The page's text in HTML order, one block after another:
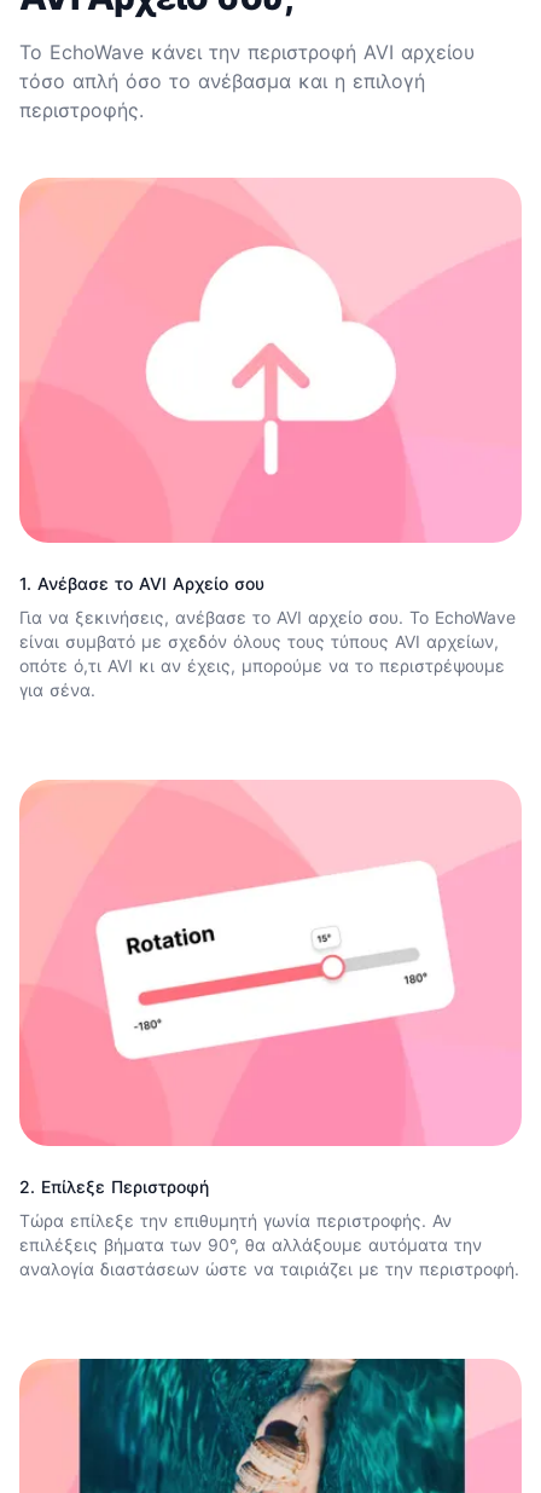
Το EchoWave κάνει την περιστροφή AVI αρχείου
τόσο απλή όσο το ανέβασμα και η επιλογή
περιστροφής.
1. Ανέβασε το AVI Αρχείο σου
Για να ξεκινήσεις, ανέβασε το AVI αρχείο σου. Το EchoWave
είναι συμβατό με σχεδόν όλους τους τύπους AVI αρχείων,
οπότε ό,τι AVI κι αν έχεις, μπορούμε να το περιστρέψουμε
για σένα.
2. Επίλεξε Περιστροφή
Τώρα επίλεξε την επιθυμητή γωνία περιστροφής. Αν
επιλέξεις βήματα των 90°, θα αλλάξουμε αυτόματα την
αναλογία διαστάσεων ώστε να ταιριάζει με την περιστροφή.